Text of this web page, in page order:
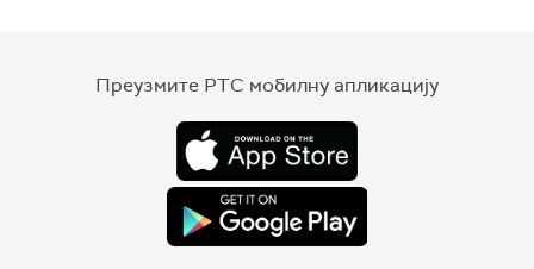
Преузмите РТС мобилну апликацију